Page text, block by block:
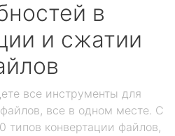
в
и сжатии
все инструменты для
все в одном месте. С
типов конвертации файлов,